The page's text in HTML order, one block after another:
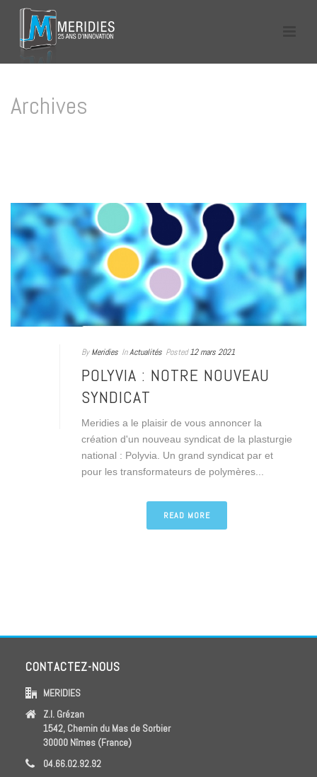
Archives
By Meridies InActualités Posted 12 mars 2021
POLYVIA : NOTRE NOUVEAU
SYNDICAT
Meridies a le plaisir de vous annoncer la
création d'un nouveau syndicat de la plasturgie
national : Polyvia. Un grand syndicat par et
pour les transformateurs de polymères...
READ MORE
CONTACTEZ-NOUS
MERIDIES
Z.I. Grézan
1542, Chemin du Mas de Sorbier
30000 Nîmes (France)
04.66.02.92.92